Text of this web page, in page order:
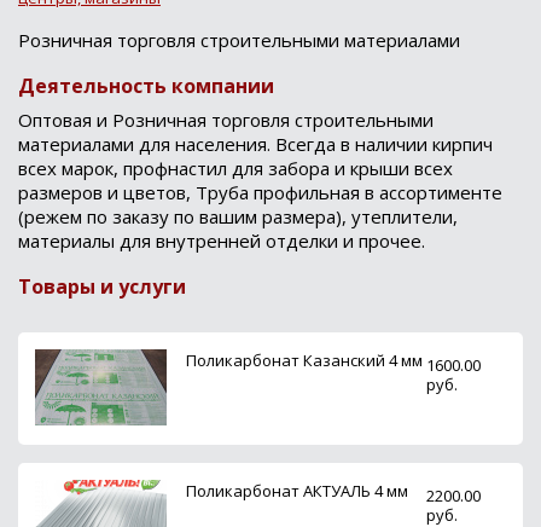
Розничная торговля строительными материалами
Деятельность компании
Оптовая и Розничная торговля строительными
материалами для населения. Всегда в наличии кирпич
всех марок, профнастил для забора и крыши всех
размеров и цветов, Труба профильная в ассортименте
(режем по заказу по вашим размера), утеплители,
материалы для внутренней отделки и прочее.
Товары и услуги
Поликарбонат Казанский 4 мм 1600.00
руб.
Поликарбонат АКТУАЛЬ 4 мм
2200.00
руб.